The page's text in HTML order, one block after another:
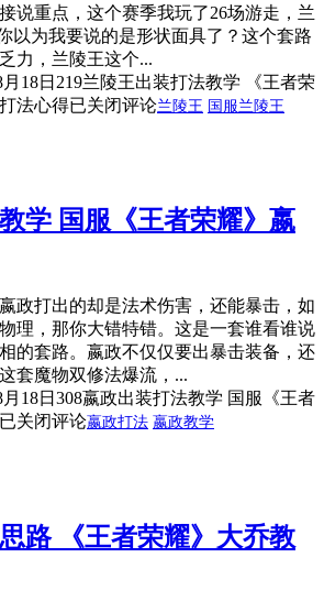
说重点，这个赛季我玩了26场游走，兰
以为我要说的是形状面具了？这个套路
力，兰陵王这个...
月18日 219兰陵王出装打法教学 《王者荣
法心得已关闭评论兰陵王 国服兰陵王
学 国服《王者荣耀》嬴
政打出的却是法术伤害，还能暴击，如
理，那你大错特错。这是一套谁看谁说
的套路。嬴政不仅仅要出暴击装备，还
套魔物双修法爆流，...
月18日 308嬴政出装打法教学 国服《王者
已关闭评论嬴政打法 嬴政教学
路 《王者荣耀》大乔教